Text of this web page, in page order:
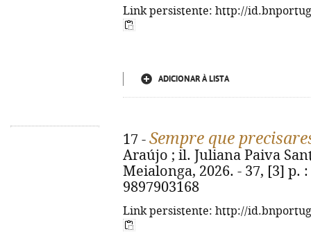
Link persistente: http://
ADICIONAR À LISTA
17 - Sempre que
Araújo ; il. Juliana Paiva
Meialonga, 2026. - 37, [3] p.
9897903168
Link persistente: http://